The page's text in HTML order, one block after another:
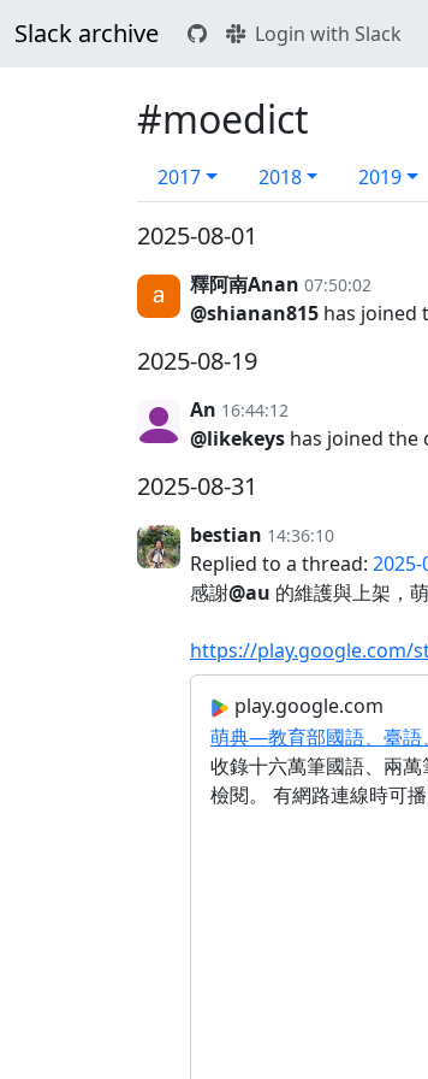
Slack archive Login with Slack
#moedict
2017 2018 2019
2025-08-01
釋阿南Anan 07:50:02
@shianan815 has joined
2025-08-19
An 16:44:12
@likekeys has joined the
2025-08-31
bestian 14:36:10
Replied to a thread: 2025-
感謝@au 的維護與上架，
https://play.google.com/
play.google.com
萌典—教育部國語、臺語
收錄十六萬筆國語、兩
檢閱。 有網路連線時可